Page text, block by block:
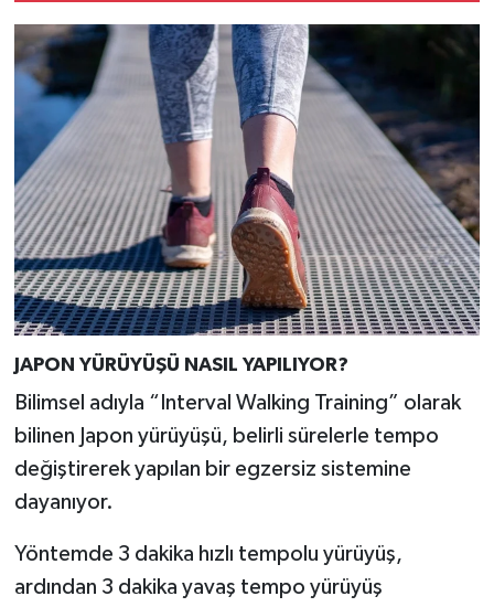
JAPON YÜRÜYÜŞÜ NASIL YAPILIYOR?
Bilimsel adıyla “Interval Walking Training” olarak
bilinen Japon yürüyüşü, belirli sürelerle tempo
değiştirerek yapılan bir egzersiz sistemine
dayanıyor.
Yöntemde 3 dakika hızlı tempolu yürüyüş,
ardından 3 dakika yavaş tempo yürüyüş
Teknoloji
Türkiye
Video Galeri
Yaşam
Yemek Tarifleri